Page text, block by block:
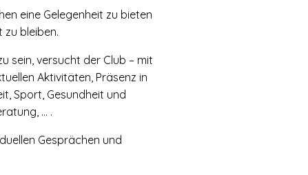
eine Gelegenheit zu bieten
bleiben.
sein, versucht der Club – mit
Aktivitäten, Präsenz in
Sport, Gesundheit und
… .
Gesprächen und